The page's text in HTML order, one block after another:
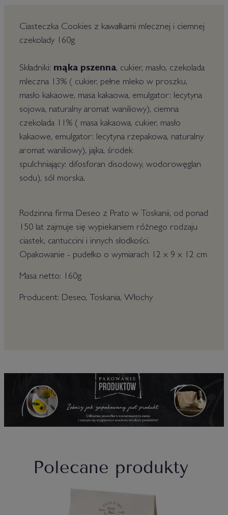
Ciasteczka Cookies z kawałkami mlecznej i ciemnej
czekolady 160g
Składniki: mąka pszenna, cukier, masło, czekolada
mleczna 13% ( cukier, pełne mleko w proszku,
masło kakaowe, masa kakaowa, emulgator: lecytyna
sojowa, naturalny aromat waniliowy), ciemna
czekolada 11% ( masa kakaowa, cukier, masło
kakaowe, emulgator: lecytyna rzepakowa, naturalny
aromat waniliowy), jajka, środek
spulchniający: difosforan disodowy, wodorowęglan
sodu), sól morska.
Rodzinna firma Deseo z Prato w Toskanii, od ponad
150 lat zajmuje się wypiekaniem różnego rodzaju
ciastek, cantuccini i innych słodkości.
Opakowanie - pudełko o wymiarach 12 x 9 x 12 cm
Masa netto: 160g
Producent: Deseo, Toskania, Włochy
Polecane produkty